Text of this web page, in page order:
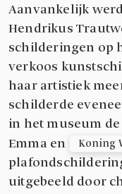
Aanvankelijk
Hendrikus
schilderingen op
verkoos
haar artistiek
schilderde
in het museum
Emma en
Koning
uitgebeeld door